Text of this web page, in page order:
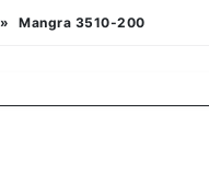
» Mangra 3510-200